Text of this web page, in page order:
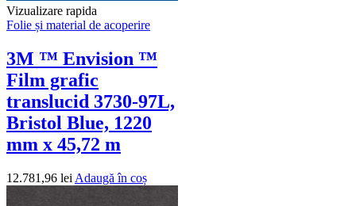
Vizualizare rapida
Folie și material de acoperire
3M ™ Envision ™
Film grafic
translucid 3730-97L,
Bristol Blue, 1220
mm x 45,72 m
12.781,96 lei Adaugă în coș